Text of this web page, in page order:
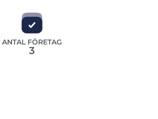
ANTAL FÖRETAG
3